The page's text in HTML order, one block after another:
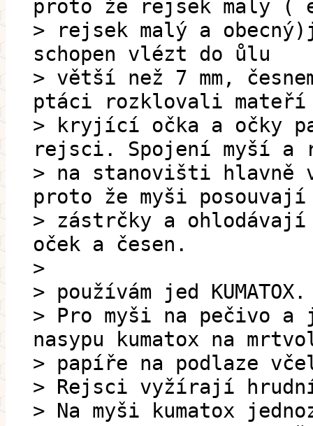
proto že rejsek maly (
> rejsek malý a
schopen vlézt do
> větší než 7 mm,
ptáci rozklovali mateří
> kryjící očka a očky
rejsci. Spojení myší a
> na stanovišti hlavně
proto že myši posouvají
> zástrčky a
oček a česen.
>
> používám jed KUMATOX.
> Pro myši na pečivo
nasypu kumatox na
> papíře na podlaze
> Rejsci vyžírají
> Na myši kumatox